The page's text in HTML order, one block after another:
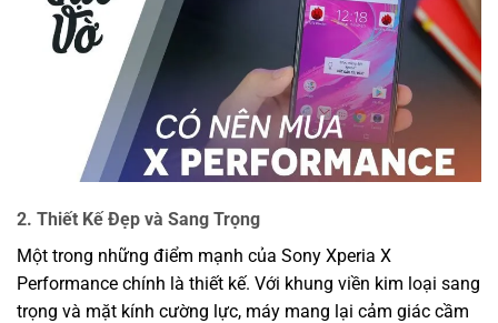
2. Thiết Kế Đẹp và Sang Trọng
Một trong những điểm mạnh của Sony Xperia X
Performance chính là thiết kế. Với khung viền kim loại sang
trọng và mặt kính cường lực, máy mang lại cảm giác cầm